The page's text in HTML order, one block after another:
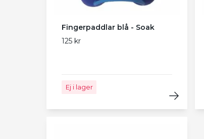
Fingerpaddlar blå - Soak
125 kr
Ej i lager